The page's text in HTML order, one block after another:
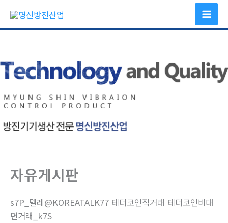
츠
건
너
기
자유게시판
s7P_텔레@KOREATALK77 테더코인직거래 테더코인비대
면거래_k7S